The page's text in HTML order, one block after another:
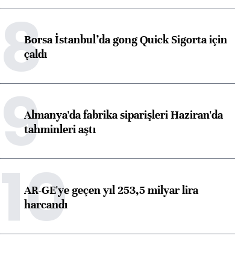
konut başlangıçları
konusunda
görüşmelere
8Borsa İstanbul’da gong Quick Sigorta için
çaldı
9Almanya'da fabrika siparişleri Haziran'da
tahminleri aştı
10
AR-GE'ye geçen yıl 253,5 milyar lira
harcandı